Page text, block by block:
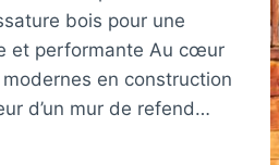
bois pour une
et performante Au cœur
en construction
d’un mur de refend…